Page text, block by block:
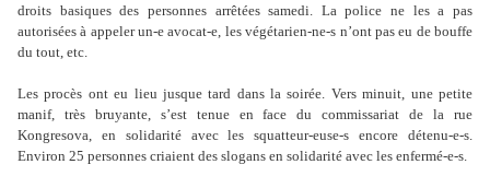
droits basiques des personnes arrêtées samedi. La police ne les a pas
autorisées à appeler un-e avocat-e, les végétarien-ne-s n’ont pas eu de bouffe
du tout, etc.
Les procès ont eu lieu jusque tard dans la soirée. Vers minuit, une petite
manif, très bruyante, s’est tenue en face du commissariat de la rue
Kongresova, en solidarité avec les squatteur-euse-s encore détenu-e-s.
Environ 25 personnes criaient des slogans en solidarité avec les enfermé-e-s.